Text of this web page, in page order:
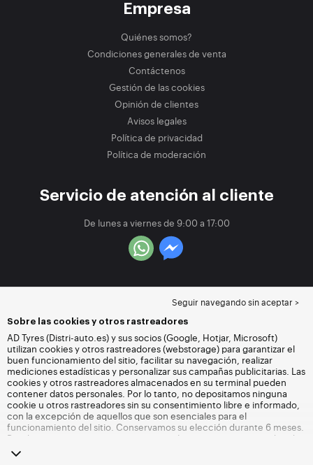
Empresa
Quiénes somos?
Condiciones generales de venta
Contáctenos
Gestión de las cookies
Opinión de clientes
Avisos legales
Política de privacidad
Política de moderación
Servicio de atención al cliente
De lunes a viernes de 9:00 a 17:00
Seguir navegando sin aceptar >
Sobre las cookies y otros rastreadores
AD Tyres (Distri-auto.es) y sus socios (Google, Hotjar, Microsoft)
utilizan cookies y otros rastreadores (webstorage) para garantizar el
buen funcionamiento del sitio, facilitar su navegación, realizar
mediciones estadísticas y personalizar sus campañas publicitarias. Las
cookies y otros rastreadores almacenados en su terminal pueden
contener datos personales. Por lo tanto, no depositamos ninguna
cookie u otros rastreadores sin su consentimiento libre e informado,
con la excepción de aquellos que son esenciales para el
funcionamiento del sitio. Conservamos su elección durante 6 meses.
Puede retirar su consentimiento en cualquier momento accediendo
a la
navegando sin aceptar el depósito de cookies u otros rastreadores.